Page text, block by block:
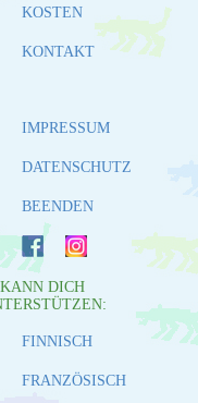
KOSTEN
KONTAKT
IMPRESSUM
DATENSCHUTZ
BEENDEN
DICH
FINNISCH
FRANZÖSISCH